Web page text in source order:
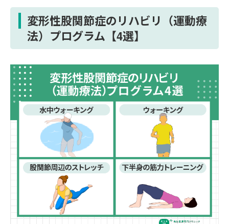
変形性股関節症のリハビリ（運動療
法）プログラム【4選】